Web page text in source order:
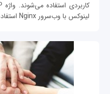
لینوکس با وب‌سرور Nginx استفاده می‌شود، جایی که داده‌...